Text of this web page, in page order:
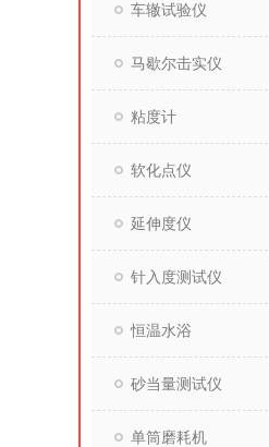
车辙试验仪
马歇尔击实仪
粘度计
软化点仪
延伸度仪
针入度测试仪
恒温水浴
砂当量测试仪
单筒磨耗机